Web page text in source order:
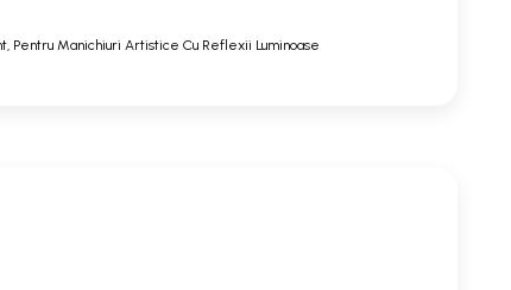
Pentru Manichiuri Artistice Cu Reflexii Luminoase